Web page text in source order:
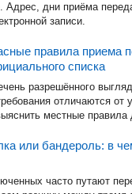
Адрес, дни приёма
записи.
правила приема
списка
разрешённого
отличаются от
местные правила
или бандероль: в
часто путают